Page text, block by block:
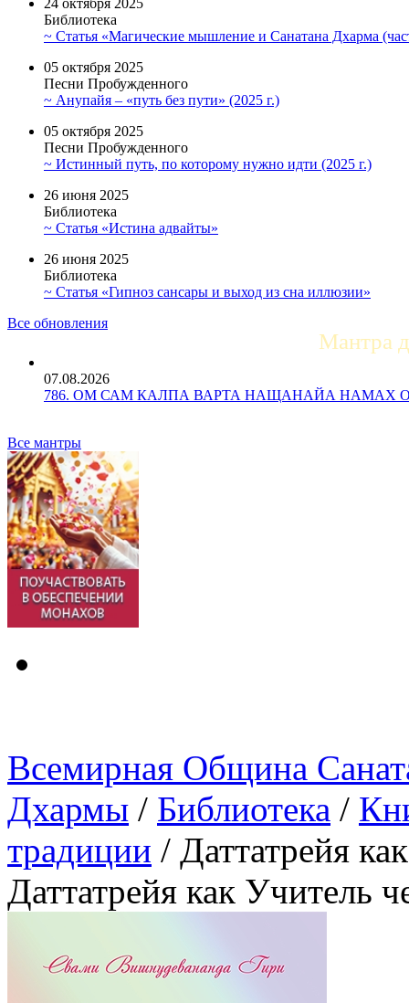
24 октября 2025
Библиотека
~ Статья «Магические мышление и Санатана Дхарма
05 октября 2025
Песни Пробужденного
~ Анупайя – «путь без пути» (2025 г.)
05 октября 2025
Песни Пробужденного
~ Истинный путь, по которому нужно идти (2025 г.)
26 июня 2025
Библиотека
~ Статья «Истина адвайты»
26 июня 2025
Библиотека
~ Статья «Гипноз сансары и выход из сна иллюзии»
Все обновления
Мантра
07.08.2026
786. ОМ САМ КАЛПА ВАРТА НАЩАНАЙА НАМАХ ОМ
Все мантры
Всемирная Община
Дхармы / Библиотека /
традиции / Даттатрейя
Даттатрейя как Учитель